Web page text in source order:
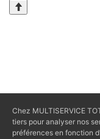
Chez MULTISERVICE
tiers pour analyser nos
préférences en fonction